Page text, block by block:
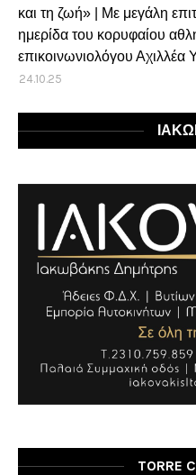
και τη ζωή» | Με μεγάλη
ημερίδα του κορυφαίου
επικοινωνιολόγου Αχιλλέα
24.10.25
TORRE